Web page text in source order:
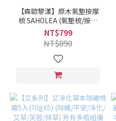
【森歐黎漾】原木氣墊按摩
梳 SAHOLEA (氣墊梳/按摩
梳/原木梳/木梳/梳子)｜美吾
髮『可海外配送』
NT$799
NT$890